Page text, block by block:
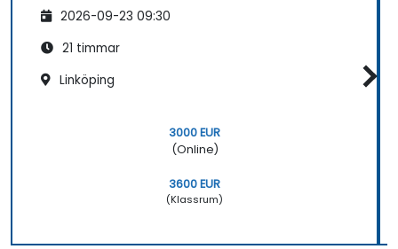
2026-09-23 09:30
21 timmar
Linköping
3000 EUR
(Online)
3600 EUR
(Klassrum)